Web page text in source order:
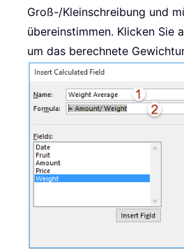
Groß-/Kleinschreibung und
übereinstimmen. Klicken Sie
um das berechnete